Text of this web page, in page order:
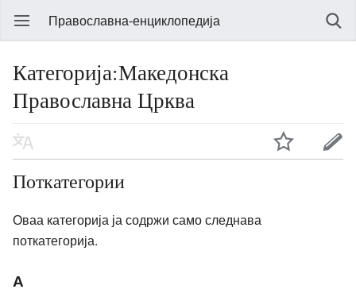
Православна-енциклопедија
Категорија:Македонска
Православна Црква
Поткатегории
Оваа категорија ја содржи само следнава
поткатегорија.
А